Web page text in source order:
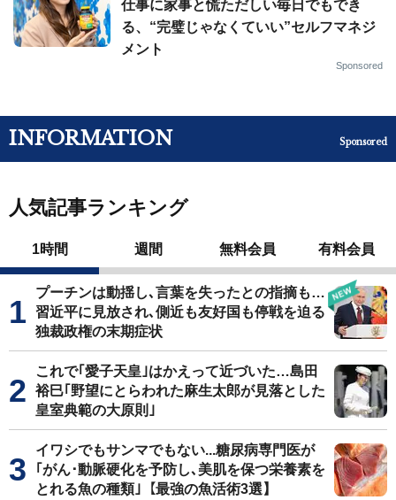
仕事に家事と慌ただしい毎日でもでき
る、“完璧じゃなくていい”セルフマネジ
メント
Sponsored
INFORMATION Sponsored
人気記事ランキング
1時間 週間 無料会員 有料会員
プーチンは動揺し､言葉を失ったとの指摘も…
習近平に見放され､側近も友好国も停戦を迫る
独裁政権の末期症状
これで｢愛子天皇｣はかえって近づいた…島田
裕巳｢野望にとらわれた麻生太郎が見落とした
皇室典範の大原則｣
イワシでもサンマでもない...糖尿病専門医が
｢がん･動脈硬化を予防し､美肌を保つ栄養素を
とれる魚の種類｣【最強の魚活術3選】